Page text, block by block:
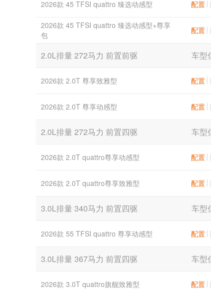
2026款 45 TFSI quattro 臻选动感型 配置
2026款 45 TFSI quattro 臻选动感型+尊享
包
配置
2.0L排量 272马力 前置前驱 车型
2026款 2.0T 尊享致雅型 配置
2026款 2.0T 尊享动感型 配置
2.0L排量 272马力 前置四驱 车型
2026款 2.0T quattro尊享动感型 配置
2026款 2.0T quattro尊享致雅型 配置
3.0L排量 340马力 前置四驱 车型
2026款 55 TFSI quattro 尊享动感型 配置
3.0L排量 367马力 前置四驱 车型
2026款 3.0T quattro旗舰致雅型 配置